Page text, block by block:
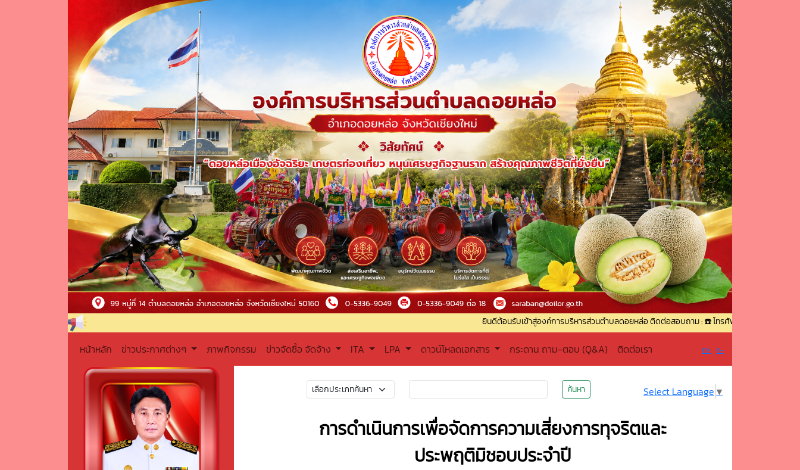
ยินดีต้อนรับเข้าสู่องค์การบริหารส่วนตำบลดอยหล่อ ติดต่อสอบถาม : ☎️ โทรศัพท์ : 0-5336-9049 ☎️ โทรสาร : 0-
หน้าหลัก ข่าวประกาศต่างๆ ภาพกิจกรรม ข่าวจัดซื้อ จัดจ้าง ITA LPA ดาวน์โหลดเอกสาร กระดาน ถาม-ตอบ (Q&A) ติดต่อเรา ก+ ก-
ค้นหา Select Language ▼
การดำเนินการเพื่อจัดการความเสี่ยงการทุจริตและ
ประพฤติมิชอบประจำปี